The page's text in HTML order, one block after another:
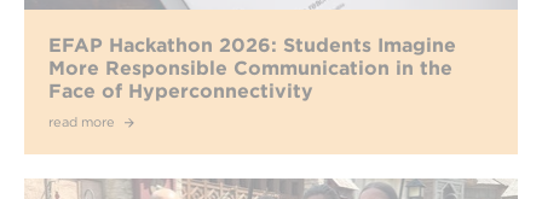
EFAP Hackathon 2026: Students Imagine
More Responsible Communication in the
Face of Hyperconnectivity
read more